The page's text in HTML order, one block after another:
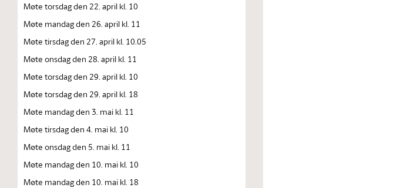
Møte torsdag den 22. april kl. 10
Møte mandag den 26. april kl. 11
Møte tirsdag den 27. april kl. 10.05
Møte onsdag den 28. april kl. 11
Møte torsdag den 29. april kl. 10
Møte torsdag den 29. april kl. 18
Møte mandag den 3. mai kl. 11
Møte tirsdag den 4. mai kl. 10
Møte onsdag den 5. mai kl. 11
Møte mandag den 10. mai kl. 10
Møte mandag den 10. mai kl. 18